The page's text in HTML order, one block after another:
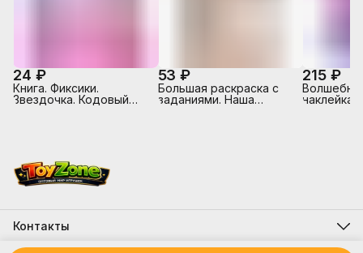
24 ₽
Книга. Фиксики.
Звездочка. Кодовый
53 ₽
Большая раскраска с
заданиями. Наша
215 ₽
Контакты
Адрес